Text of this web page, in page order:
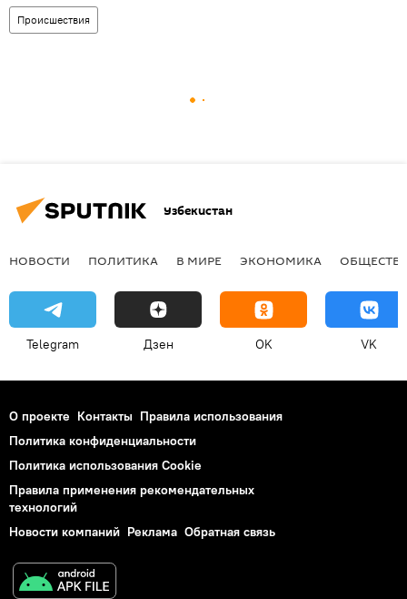
Происшествия
Узбекистан
НОВОСТИ ПОЛИТИКА В МИРЕ ЭКОНОМИКА
Telegram Дзен OK VK
О проекте Контакты Правила использования
Политика конфиденциальности
Политика использования Cookie
Правила применения рекомендательных
технологий
Новости компаний Реклама Обратная связь